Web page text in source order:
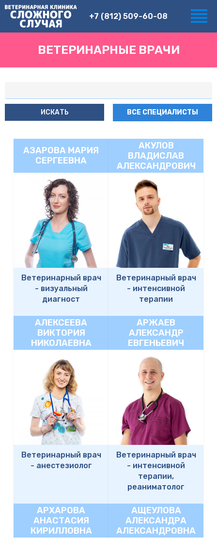
+7 (812) 509-60-08
ВЕТЕРИНАРНЫЕ ВРАЧИ
ИСКАТЬ ВСЕ СПЕЦИАЛИСТЫ
АЗАРОВА МАРИЯ
СЕРГЕЕВНА
Ветеринарный врач
- визуальный
диагност
АКУЛОВ
ВЛАДИСЛАВ
АЛЕКСАНДРОВИЧ
Ветеринарный врач
- интенсивной
терапии
АЛЕКСЕЕВА
ВИКТОРИЯ
НИКОЛАЕВНА
Ветеринарный врач
- анестезиолог
АРЖАЕВ
АЛЕКСАНДР
ЕВГЕНЬЕВИЧ
Ветеринарный врач
- интенсивной
терапии,
реаниматолог
АРХАРОВА
АНАСТАСИЯ
КИРИЛЛОВНА
АЩЕУЛОВА
АЛЕКСАНДРА
АЛЕКСАНДРОВНА